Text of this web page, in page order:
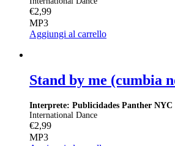
€2,99
MP3
Aggiungi al carrello
Stand by me (cumbia
Interprete: Publicidades Panther NYC
International Dance
€2,99
MP3